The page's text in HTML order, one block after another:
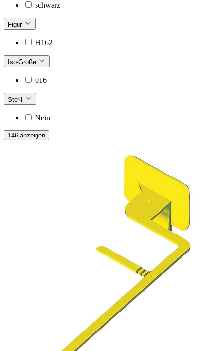
schwarz
Figur
H162
Iso-Größe
016
Steril
Nein
146 anzeigen